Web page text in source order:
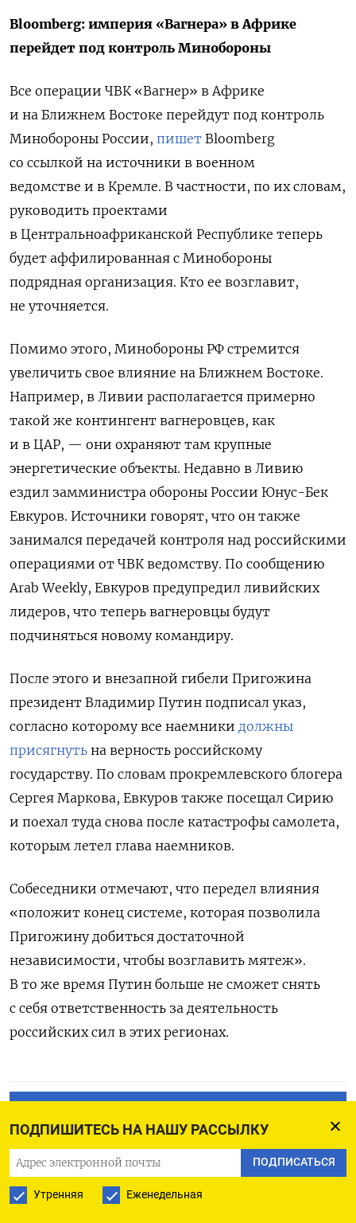
ПОДПИШИТЕСЬ НА НАШУ РАССЫЛКУ
ПОДПИСАТЬСЯ
Утренняя Еженедельная
Bloomberg: империя «Вагнера» в Африке
перейдет под контроль Минобороны
Все операции ЧВК «Вагнер» в Африке
и на Ближнем Востоке перейдут под контроль
Минобороны России, пишет Bloomberg
со ссылкой на источники в военном
ведомстве и в Кремле. В частности, по их словам,
руководить проектами
в Центральноафриканской Республике теперь
будет аффилированная с Минобороны
подрядная организация. Кто ее возглавит,
не уточняется.
Помимо этого, Минобороны РФ стремится
увеличить свое влияние на Ближнем Востоке.
Например, в Ливии располагается примерно
такой же контингент вагнеровцев, как
и в ЦАР, — они охраняют там крупные
энергетические объекты. Недавно в Ливию
ездил замминистра обороны России Юнус-Бек
Евкуров. Источники говорят, что он также
занимался передачей контроля над российскими
операциями от ЧВК ведомству. По сообщению
Arab Weekly, Евкуров предупредил ливийских
лидеров, что теперь вагнеровцы будут
подчиняться новому командиру.
После этого и внезапной гибели Пригожина
президент Владимир Путин подписал указ,
согласно которому все наемники должны
присягнуть на верность российскому
государству. По словам прокремлевского блогера
Сергея Маркова, Евкуров также посещал Сирию
и поехал туда снова после катастрофы самолета,
которым летел глава наемников.
Собеседники отмечают, что передел влияния
«положит конец системе, которая позволила
Пригожину добиться достаточной
независимости, чтобы возглавить мятеж».
В то же время Путин больше не сможет снять
с себя ответственность за деятельность
российских сил в этих регионах.
ПОДПИСАТЬСЯ В GOOGLE